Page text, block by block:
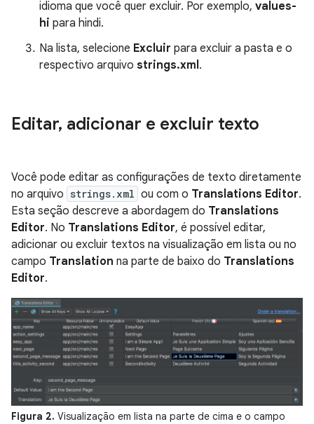
idioma que você quer excluir. Por exemplo, values-
hi para hindi.
Na lista, selecione Excluir para excluir a pasta e o
respectivo arquivo strings.xml.
Editar, adicionar e excluir texto
Você pode editar as configurações de texto diretamente
no arquivo strings.xml ou com o Translations Editor.
Esta seção descreve a abordagem do Translations
Editor. No Translations Editor, é possível editar,
adicionar ou excluir textos na visualização em lista ou no
campo Translation na parte de baixo do Translations
Editor.
Figura 2. Visualização em lista na parte de cima e o campo